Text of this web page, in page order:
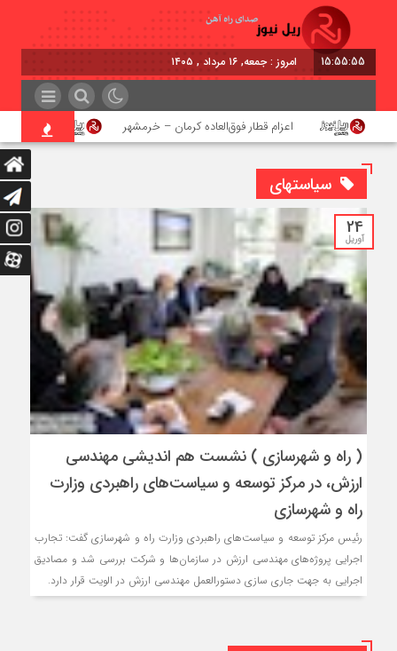
15:55:55 امروز : جمعه, ۱۶ مرداد , ۱۴۰۵
اعزام قطار فوق‌العاده کرمان – خرمشهر
سیاستهای
24
آوریل
( راه و شهرسازی ) نشست هم اندیشی مهندسی
ارزش، در مرکز توسعه و سیاست‌های راهبردی وزارت
راه و شهرسازی
رئیس مرکز توسعه و سیاست‌های راهبردی وزارت راه و شهرسازی گفت: تجارب
اجرایی پروژه‌های مهندسی ارزش در سازمان‌ها و شرکت بررسی شد و مصادیق
اجرایی به جهت جاری سازی دستورالعمل مهندسی ارزش در الویت قرار دارد.